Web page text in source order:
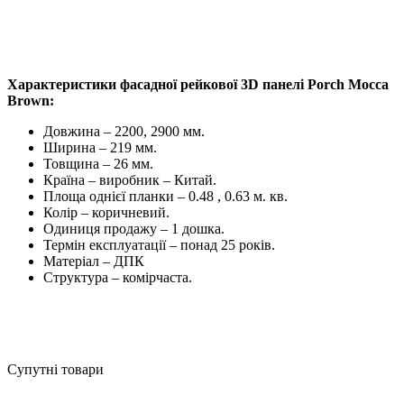
Характеристики фасадної рейкової 3D панелі Porch Mocca
Brown:
Довжина – 2200, 2900 мм.
Ширина – 219 мм.
Товщина – 26 мм.
Країна – виробник – Китай.
Площа однієї планки – 0.48 , 0.63 м. кв.
Колір – коричневий.
Одиниця продажу – 1 дошка.
Термін експлуатації – понад 25 років.
Матеріал – ДПК
Структура – ​​комірчаста.
Супутні товари